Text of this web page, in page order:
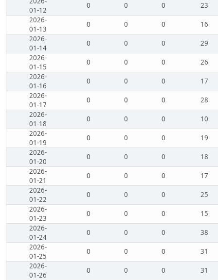
01-12
0 0 0
23
2026-
01-13
0 0 0
16
2026-
01-14
0 0 0
29
2026-
01-15
0 0 0
26
2026-
01-16
0 0 0
17
2026-
01-17
0 0 0
28
2026-
01-18
0 0 0
10
2026-
01-19
0 0 0
19
2026-
01-20
0 0 0
18
2026-
01-21
0 0 0
17
2026-
01-22
0 0 0
25
2026-
01-23
0 0 0
15
2026-
01-24
0 0 0
38
2026-
01-25
0 0 0
31
2026-
01-26
0 0 0
31